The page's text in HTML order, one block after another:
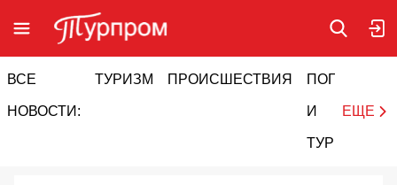
ВСЕ
НОВОСТИ:
ТУРИЗМ ПРОИСШЕСТВИЯ ПОГОДА
И
ТУРИЗМ
ЕЩЕ